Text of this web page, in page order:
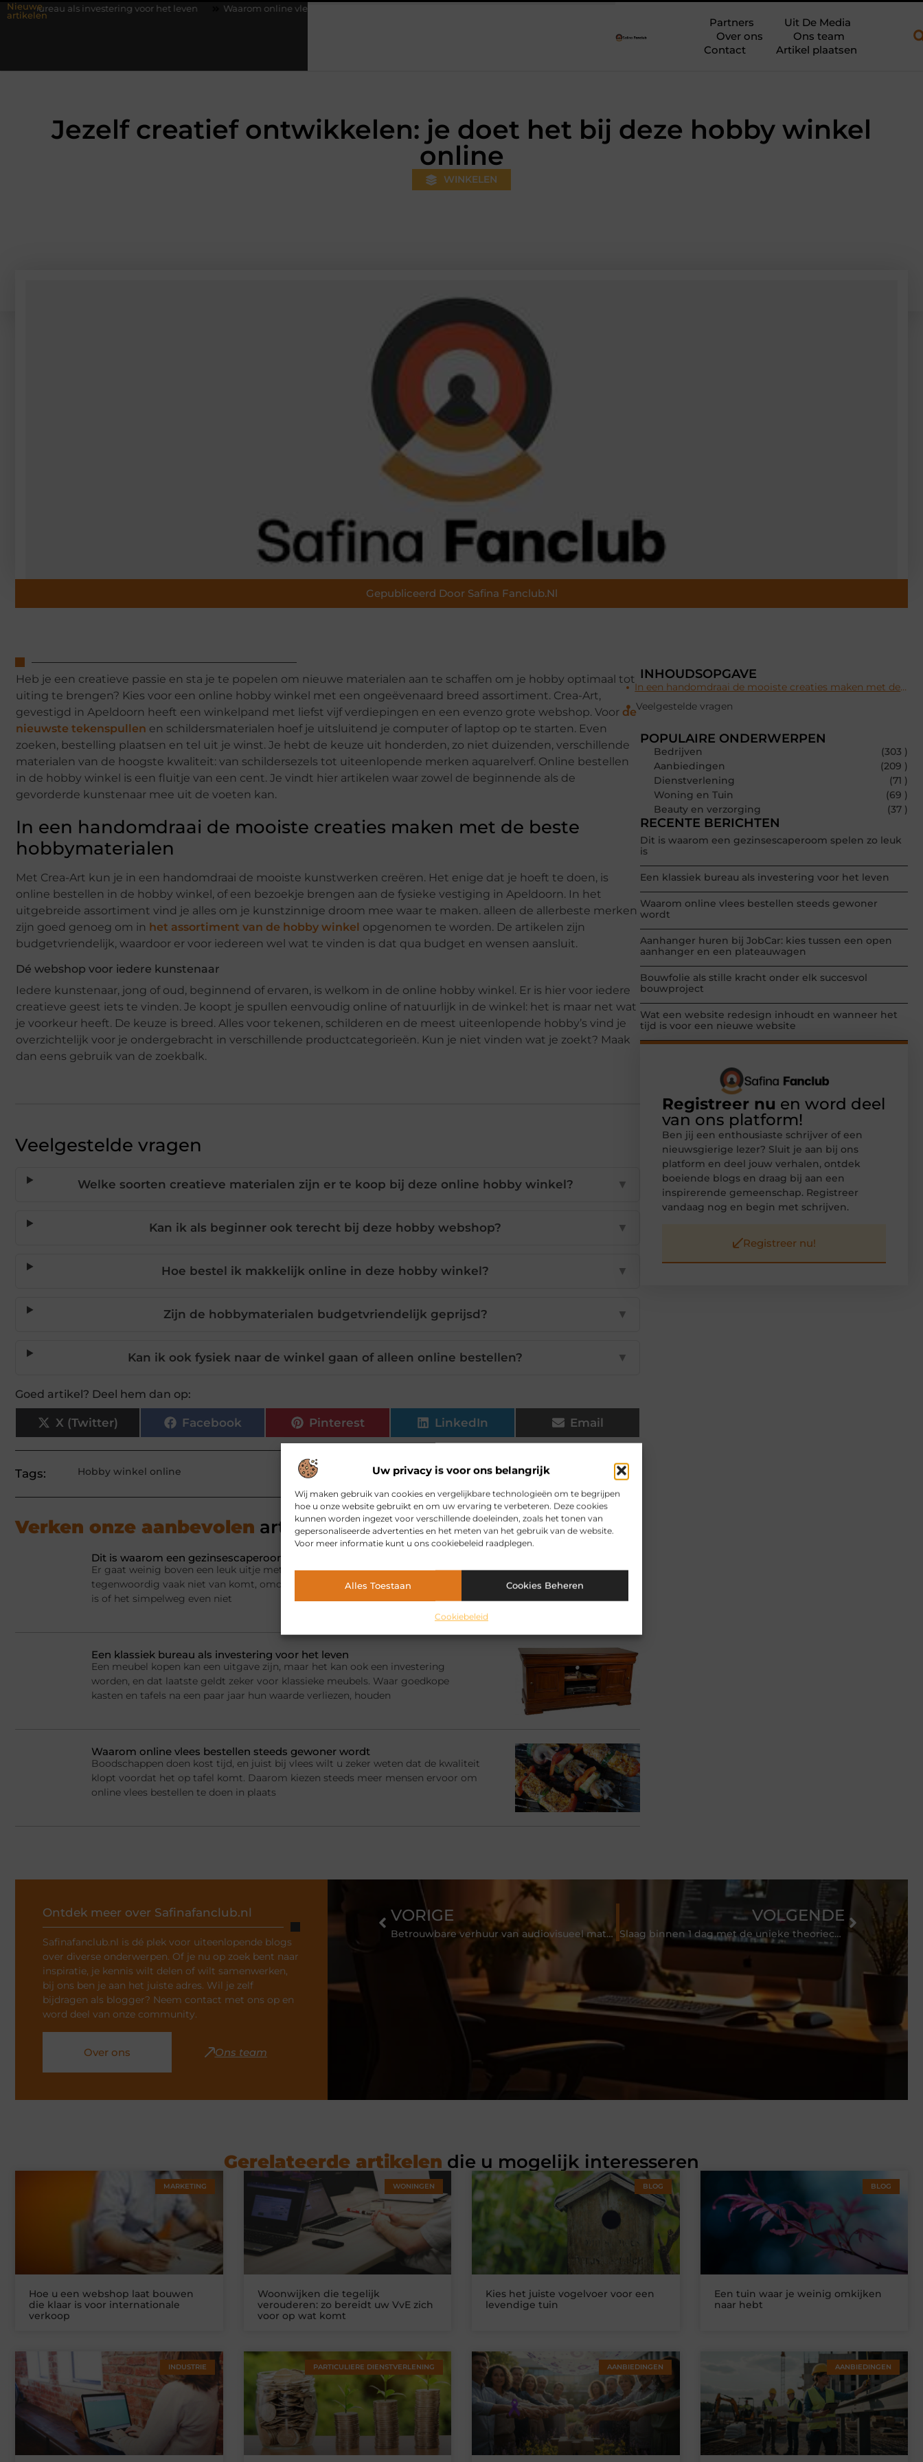
Uw privacy is voor ons belangrijk
Wij maken gebruik van cookies en vergelijkbare technologieën om te begrijpen
hoe u onze website gebruikt en om uw ervaring te verbeteren. Deze cookies
kunnen worden ingezet voor verschillende doeleinden, zoals het tonen van
gepersonaliseerde advertenties en het meten van het gebruik van de website.
Voor meer informatie kunt u ons cookiebeleid raadplegen.
Alles Toestaan Cookies Beheren
Cookiebeleid
Nieuwe
artikelen
voor het leven Waarom online vlees bestellen steeds gewoner wordt
Partners
Uit De Media
Over ons
Ons team
Contact
Artikel plaatsen
Jezelf creatief ontwikkelen: je doet het bij deze hobby winkel
online
WINKELEN
Gepubliceerd Door Safina Fanclub.nl
Heb je een creatieve passie en sta je te popelen om nieuwe materialen aan te schaffen om je hobby optimaal tot
uiting te brengen? Kies voor een online hobby winkel met een ongeëvenaard breed assortiment. Crea-Art,
gevestigd in Apeldoorn heeft een winkelpand met liefst vijf verdiepingen en een evenzo grote webshop. Voor de
nieuwste tekenspullen en schildersmaterialen hoef je uitsluitend je computer of laptop op te starten. Even
zoeken, bestelling plaatsen en tel uit je winst. Je hebt de keuze uit honderden, zo niet duizenden, verschillende
materialen van de hoogste kwaliteit: van schildersezels tot uiteenlopende merken aquarelverf. Online bestellen
in de hobby winkel is een fluitje van een cent. Je vindt hier artikelen waar zowel de beginnende als de
gevorderde kunstenaar mee uit de voeten kan.
In een handomdraai de mooiste creaties maken met de beste
hobbymaterialen
Met Crea-Art kun je in een handomdraai de mooiste kunstwerken creëren. Het enige dat je hoeft te doen, is
online bestellen in de hobby winkel, of een bezoekje brengen aan de fysieke vestiging in Apeldoorn. In het
uitgebreide assortiment vind je alles om je kunstzinnige droom mee waar te maken. alleen de allerbeste merken
zijn goed genoeg om in het assortiment van de hobby winkel opgenomen te worden. De artikelen zijn
budgetvriendelijk, waardoor er voor iedereen wel wat te vinden is dat qua budget en wensen aansluit.
Dé webshop voor iedere kunstenaar
Iedere kunstenaar, jong of oud, beginnend of ervaren, is welkom in de online hobby winkel. Er is hier voor iedere
creatieve geest iets te vinden. Je koopt je spullen eenvoudig online of natuurlijk in de winkel: het is maar net wat
je voorkeur heeft. De keuze is breed. Alles voor tekenen, schilderen en de meest uiteenlopende hobby’s vind je
overzichtelijk voor je ondergebracht in verschillende productcategorieën. Kun je niet vinden wat je zoekt? Maak
dan eens gebruik van de zoekbalk.
Veelgestelde vragen
Welke soorten creatieve materialen zijn er te koop bij deze online hobby winkel? ▼
Kan ik als beginner ook terecht bij deze hobby webshop? ▼
Hoe bestel ik makkelijk online in deze hobby winkel? ▼
Zijn de hobbymaterialen budgetvriendelijk geprijsd? ▼
Kan ik ook fysiek naar de winkel gaan of alleen online bestellen? ▼
Goed artikel? Deel hem dan op:
X (Twitter) Facebook Pinterest LinkedIn Email
Tags: Hobby winkel online
Verken onze aanbevolen artikelen voor jou.
Dit is waarom een gezinsescaperoom spelen zo leuk is
Er gaat weinig boven een leuk uitje met het hele gezin. Zeker omdat het er
tegenwoordig vaak niet van komt, omdat er altijd wel één persoon weg is, druk
is of het simpelweg even niet
Een klassiek bureau als investering voor het leven
Een meubel kopen kan een uitgave zijn, maar het kan ook een investering
worden, en dat laatste geldt zeker voor klassieke meubels. Waar goedkope
kasten en tafels na een paar jaar hun waarde verliezen, houden
Waarom online vlees bestellen steeds gewoner wordt
Boodschappen doen kost tijd, en juist bij vlees wilt u zeker weten dat de kwaliteit
klopt voordat het op tafel komt. Daarom kiezen steeds meer mensen ervoor om
online vlees bestellen te doen in plaats
INHOUDSOPGAVE
In een handomdraai de mooiste creaties maken met de beste hobbymaterialen
Veelgestelde vragen
POPULAIRE ONDERWERPEN
Bedrijven
(303 )
Aanbiedingen
(209 )
Dienstverlening
(71 )
Woning en Tuin
(69 )
Beauty en verzorging
(37 )
RECENTE BERICHTEN
Dit is waarom een gezinsescaperoom spelen zo leuk
is
Een klassiek bureau als investering voor het leven
Waarom online vlees bestellen steeds gewoner
wordt
Aanhanger huren bij JobCar: kies tussen een open
aanhanger en een plateauwagen
Bouwfolie als stille kracht onder elk succesvol
bouwproject
Wat een website redesign inhoudt en wanneer het
tijd is voor een nieuwe website
Registreer nu en word deel
van ons platform!
Ben jij een enthousiaste schrijver of een
nieuwsgierige lezer? Sluit je aan bij ons
platform en deel jouw verhalen, ontdek
boeiende blogs en draag bij aan een
inspirerende gemeenschap. Registreer
vandaag nog en begin met schrijven.
Registreer nu!
Ontdek meer over Safinafanclub.nl
Safinafanclub.nl is dé plek voor uiteenlopende blogs
over diverse onderwerpen. Of je nu op zoek bent naar
inspiratie, je kennis wilt delen of wilt samenwerken,
bij ons ben je aan het juiste adres. Wil je zelf
bijdragen als blogger? Neem contact met ons op en
word deel van onze community.
Over ons Ons team
VORIGE
Betrouwbare verhuur van audiovisueel materiaal zorgt voor een onovertrefbaar effect
VOLGENDE
Slaag binnen 1 dag met de unieke theoriecursus van Motorcursus.nl
Gerelateerde artikelen die u mogelijk interesseren
MARKETING
Hoe u een webshop laat bouwen
die klaar is voor internationale
verkoop
WONINGEN
Woonwijken die tegelijk
verouderen: zo bereidt uw VvE zich
voor op wat komt
BLOG
Kies het juiste vogelvoer voor een
levendige tuin
BLOG
Een tuin waar je weinig omkijken
naar hebt
INDUSTRIE PARTICULIERE DIENSTVERLENING AANBIEDINGEN AANBIEDINGEN